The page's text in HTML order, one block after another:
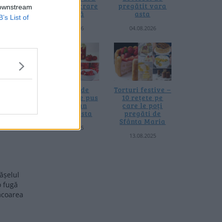
List of
…
fugă
fără prelucrare
termică
06.08.2026
pregătit vara
asta
04.08.2026
4 rețete de
gogoșari de pus
la borcan
toamna asta
24.09.2025
Torturi festive –
10 rețete pe
care le poți
pregăti de
Sfânta Maria
13.08.2025